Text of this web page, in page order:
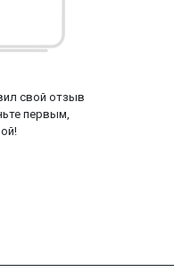
свой отзыв
первым,